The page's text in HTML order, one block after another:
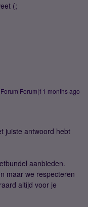
(;
Forum|Forum|11 months ago
juiste antwoord hebt
aanbieden.
maar we respecteren
altijd voor je